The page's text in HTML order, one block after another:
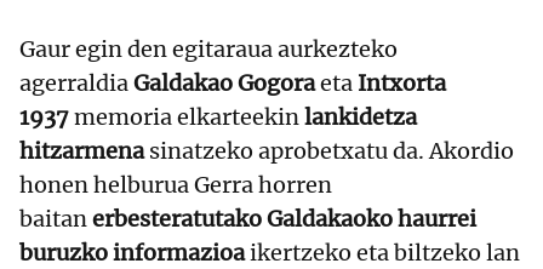
Gaur egin den egitaraua aurkezteko
agerraldiaGaldakao Gogoraeta Intxorta
1937memoria elkarteekinlankidetza
hitzarmenasinatzeko aprobetxatu da. Akordio
honen helburua Gerra horren
baitanerbesteratutako Galdakaoko haurrei
buruzko informazioaikertzeko eta biltzeko lan